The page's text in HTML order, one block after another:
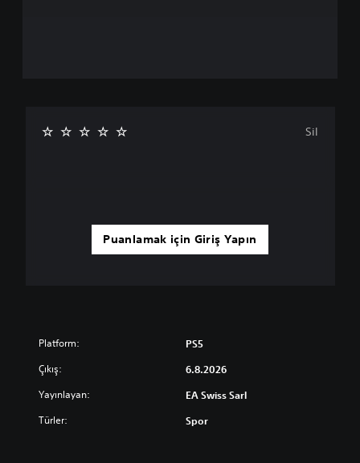
Puanlamak için Giriş Yapın
Sil
Platform: PS5
Çıkış: 6.8.2026
Yayınlayan: EA Swiss Sarl
Türler: Spor